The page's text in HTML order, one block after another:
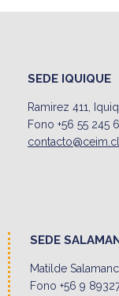
SEDE IQUIQUE
Ramirez 411,
Fono +56 55 245
contacto@ceim.cl
SEDE
Matilde
Fono +56 9